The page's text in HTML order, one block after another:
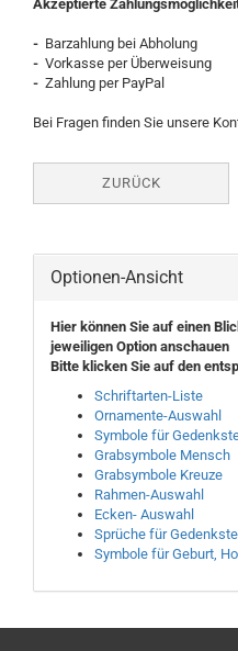
Akzeptierte
- Barzahlung bei Abholung
- Vorkasse per Überweisung
- Zahlung per PayPal
Bei Fragen finden Sie unsere
ZURÜCK
Optionen-Ansicht
Hier können Sie auf einen
jeweiligen Option anschauen
Bitte klicken Sie auf den
Schriftarten-Liste
Ornamente-Auswahl
Symbole für
Grabsymbole Mensch
Grabsymbole Kreuze
Rahmen-Auswahl
Ecken- Auswahl
Sprüche für
Symbole für Geburt,